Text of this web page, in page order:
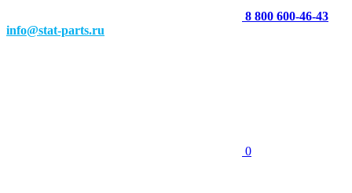
8 800 600-46-43
info@stat-parts.ru
0